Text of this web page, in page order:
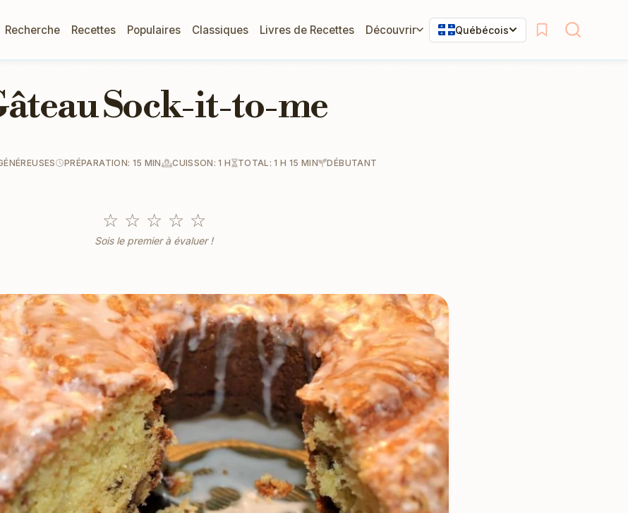
Recherche Recettes Populaires Classiques Livres de Recettes Découvrir Québécois
Sock-it-to-me
PRÉPARATION: 15 MIN CUISSON: 1 H TOTAL: 1 H 15 MIN DÉBUTANT
☆ ☆ ☆ ☆ ☆
Sois le premier à évaluer !